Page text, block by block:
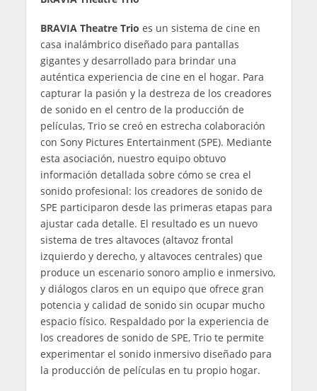
BRAVIA Theatre Trio es un sistema de cine en
casa inalámbrico diseñado para pantallas
gigantes y desarrollado para brindar una
auténtica experiencia de cine en el hogar. Para
capturar la pasión y la destreza de los creadores
de sonido en el centro de la producción de
películas, Trio se creó en estrecha colaboración
con Sony Pictures Entertainment (SPE). Mediante
esta asociación, nuestro equipo obtuvo
información detallada sobre cómo se crea el
sonido profesional: los creadores de sonido de
SPE participaron desde las primeras etapas para
ajustar cada detalle. El resultado es un nuevo
sistema de tres altavoces (altavoz frontal
izquierdo y derecho, y altavoces centrales) que
produce un escenario sonoro amplio e inmersivo,
y diálogos claros en un equipo que ofrece gran
potencia y calidad de sonido sin ocupar mucho
espacio físico. Respaldado por la experiencia de
los creadores de sonido de SPE, Trio te permite
experimentar el sonido inmersivo diseñado para
la producción de películas en tu propio hogar.